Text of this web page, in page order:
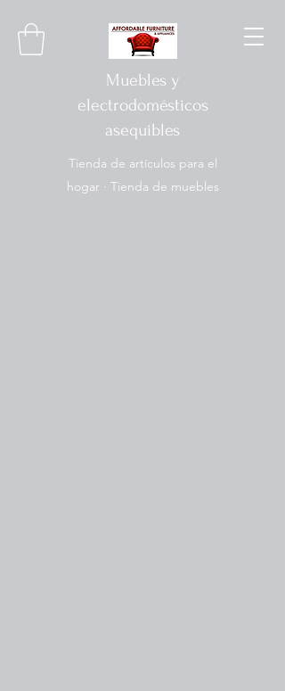
Muebles y
electrodomésticos
asequibles
Tienda de artículos para el
hogar · Tienda de muebles